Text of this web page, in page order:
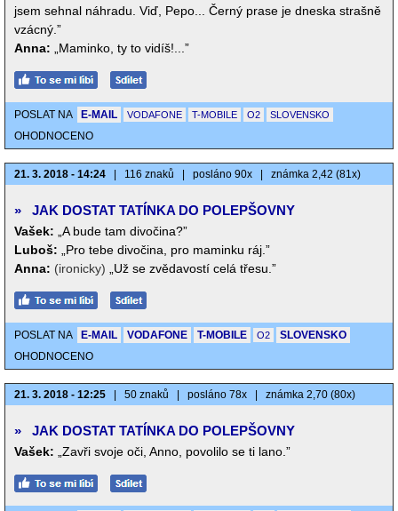
jsem sehnal náhradu. Viď, Pepo... Černý prase je dneska strašně
vzácný.”
Anna:
„Maminko, ty to vidíš!...”
POSLAT NA E-MAIL VODAFONE T-MOBILE O2 SLOVENSKO
OHODNOCENO
21. 3. 2018 - 14:24 116 znaků posláno 90x známka 2,42 (81x)
» JAK DOSTAT TATÍNKA DO POLEPŠOVNY
Vašek:
„A bude tam divočina?”
Luboš:
„Pro tebe divočina, pro maminku ráj.”
Anna: (ironicky) „Už se zvědavostí celá třesu.”
POSLAT NA E-MAIL VODAFONE T-MOBILE O2
SLOVENSKO
OHODNOCENO
21. 3. 2018 - 12:25 50 znaků posláno 78x známka 2,70 (80x)
» JAK DOSTAT TATÍNKA DO POLEPŠOVNY
Vašek: „Zavři svoje oči, Anno, povolilo se ti lano.”